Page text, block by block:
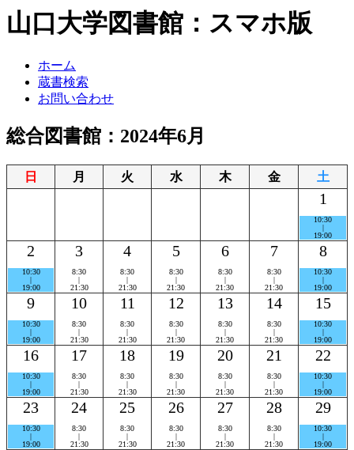
山口大学図書館：スマホ版
ホーム
蔵書検索
お問い合わせ
総合図書館：2024年6月
日 月 火 水 木 金 土
1
10:30
|
19:00
2
10:30
|
19:00
3
8:30
|
21:30
4
8:30
|
21:30
5
8:30
|
21:30
6
8:30
|
21:30
7
8:30
|
21:30
8
10:30
|
19:00
9
10:30
|
19:00
10
8:30
|
21:30
11
8:30
|
21:30
12
8:30
|
21:30
13
8:30
|
21:30
14
8:30
|
21:30
15
10:30
|
19:00
16
10:30
|
19:00
17
8:30
|
21:30
18
8:30
|
21:30
19
8:30
|
21:30
20
8:30
|
21:30
21
8:30
|
21:30
22
10:30
|
19:00
23
10:30
|
19:00
24
8:30
|
21:30
25
8:30
|
21:30
26
8:30
|
21:30
27
8:30
|
21:30
28
8:30
|
21:30
29
10:30
|
19:00